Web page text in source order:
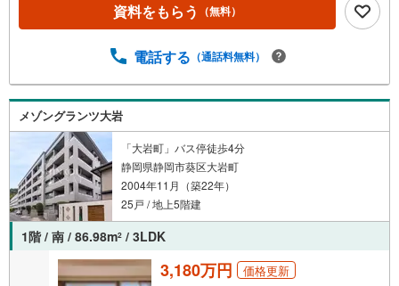
資料をもらう （無料）
電話する （通話料無料）
メゾングランツ大岩
「大岩町」バス停徒歩4分
静岡県静岡市葵区大岩町
2004年11月（築22年）
25戸 / 地上5階建
1階 / 南 / 86.98m2 / 3LDK
3,180万円 価格更新